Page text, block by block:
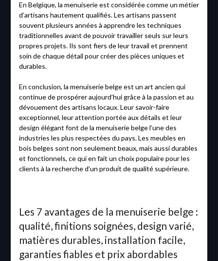
En Belgique, la menuiserie est considérée comme un métier
d’artisans hautement qualifiés. Les artisans passent
souvent plusieurs années à apprendre les techniques
traditionnelles avant de pouvoir travailler seuls sur leurs
propres projets. Ils sont fiers de leur travail et prennent
soin de chaque détail pour créer des pièces uniques et
durables.
En conclusion, la menuiserie belge est un art ancien qui
continue de prospérer aujourd’hui grâce à la passion et au
dévouement des artisans locaux. Leur savoir-faire
exceptionnel, leur attention portée aux détails et leur
design élégant font de la menuiserie belge l’une des
industries les plus respectées du pays. Les meubles en
bois belges sont non seulement beaux, mais aussi durables
et fonctionnels, ce qui en fait un choix populaire pour les
clients à la recherche d’un produit de qualité supérieure.
Les 7 avantages de la menuiserie belge :
qualité, finitions soignées, design varié,
matières durables, installation facile,
garanties fiables et prix abordables